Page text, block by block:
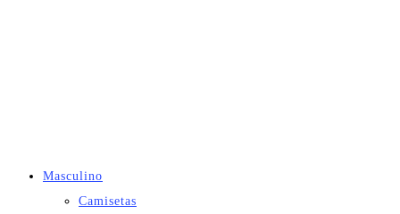
Masculino
Camisetas